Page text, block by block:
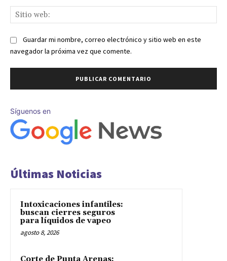
Guardar mi nombre, correo electrónico y sitio web en este
navegador la próxima vez que comente.
Síguenos en
Últimas Noticias
Intoxicaciones infantiles:
buscan cierres seguros
para líquidos de vapeo
agosto 8, 2026